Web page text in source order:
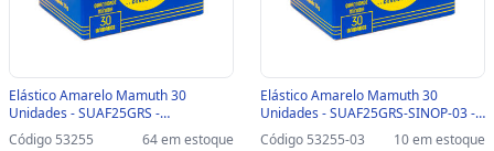
Elástico Amarelo Mamuth 30
Unidades - SUAF25GRS -
SUAF25GRS
Código 53255 64 em estoque
Elástico Amarelo Mamuth 30
Unidades - SUAF25GRS-SINOP-03 -
SUAF25GRS
Código 53255-03 10 em estoque